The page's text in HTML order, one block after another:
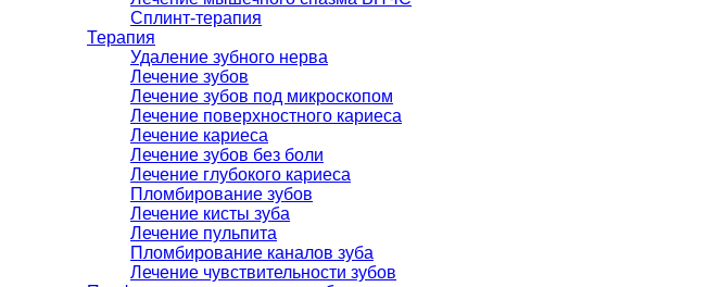
Сплинт-терапия
Терапия
Удаление зубного нерва
Лечение зубов
Лечение зубов под микроскопом
Лечение поверхностного кариеса
Лечение кариеса
Лечение зубов без боли
Лечение глубокого кариеса
Пломбирование зубов
Лечение кисты зуба
Лечение пульпита
Пломбирование каналов зуба
Лечение чувствительности зубов